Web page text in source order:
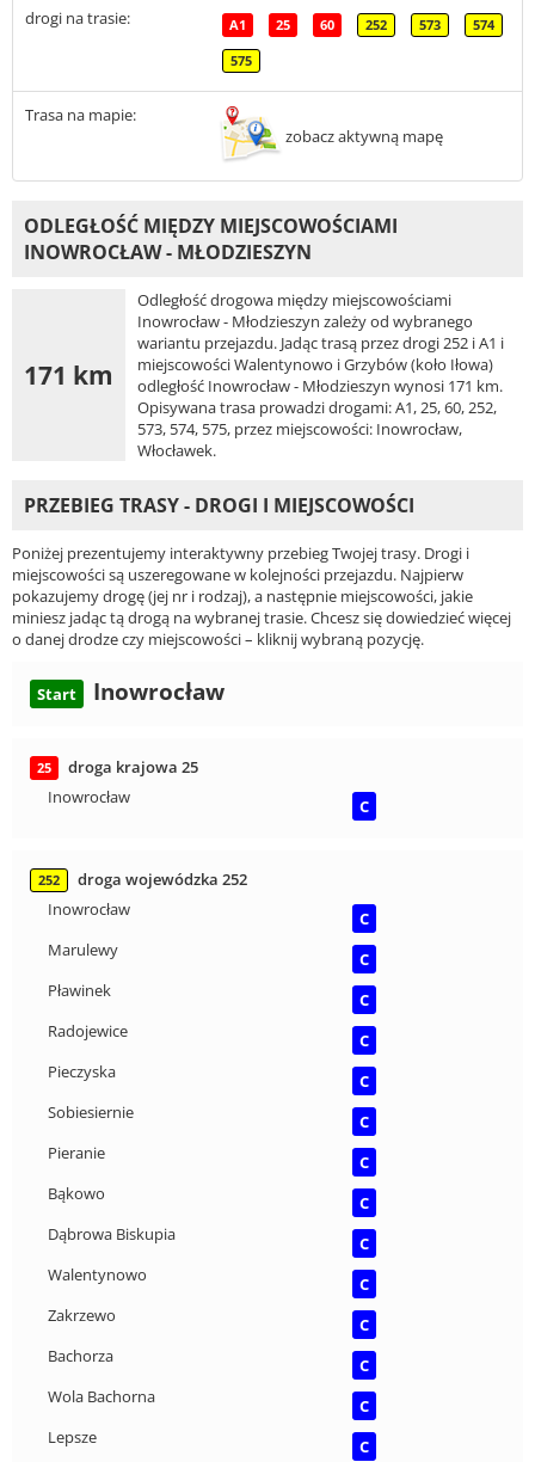
drogi na trasie: A1 25 60 252 573 574
575
Trasa na mapie:
zobacz aktywną mapę
ODLEGŁOŚĆ MIĘDZY MIEJSCOWOŚCIAMI
INOWROCŁAW - MŁODZIESZYN
171 km
Odległość drogowa między miejscowościami
Inowrocław - Młodzieszyn zależy od wybranego
wariantu przejazdu. Jadąc trasą przez drogi 252 i A1 i
miejscowości Walentynowo i Grzybów (koło Iłowa)
odległość Inowrocław - Młodzieszyn wynosi 171 km.
Opisywana trasa prowadzi drogami: A1, 25, 60, 252,
573, 574, 575, przez miejscowości: Inowrocław,
Włocławek.
PRZEBIEG TRASY - DROGI I MIEJSCOWOŚCI
Poniżej prezentujemy interaktywny przebieg Twojej trasy. Drogi i
miejscowości są uszeregowane w kolejności przejazdu. Najpierw
pokazujemy drogę (jej nr i rodzaj), a następnie miejscowości, jakie
miniesz jadąc tą drogą na wybranej trasie. Chcesz się dowiedzieć więcej
o danej drodze czy miejscowości – kliknij wybraną pozycję.
Start Inowrocław
25
droga krajowa 25
Inowrocław
C
252
droga wojewódzka 252
Inowrocław
C
Marulewy
C
Pławinek
C
Radojewice
C
Pieczyska
C
Sobiesiernie
C
Pieranie
C
Bąkowo
C
Dąbrowa Biskupia
C
Walentynowo
C
Zakrzewo
C
Bachorza
C
Wola Bachorna
C
Lepsze
C